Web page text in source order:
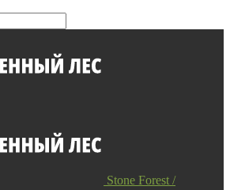
Stone Forest /